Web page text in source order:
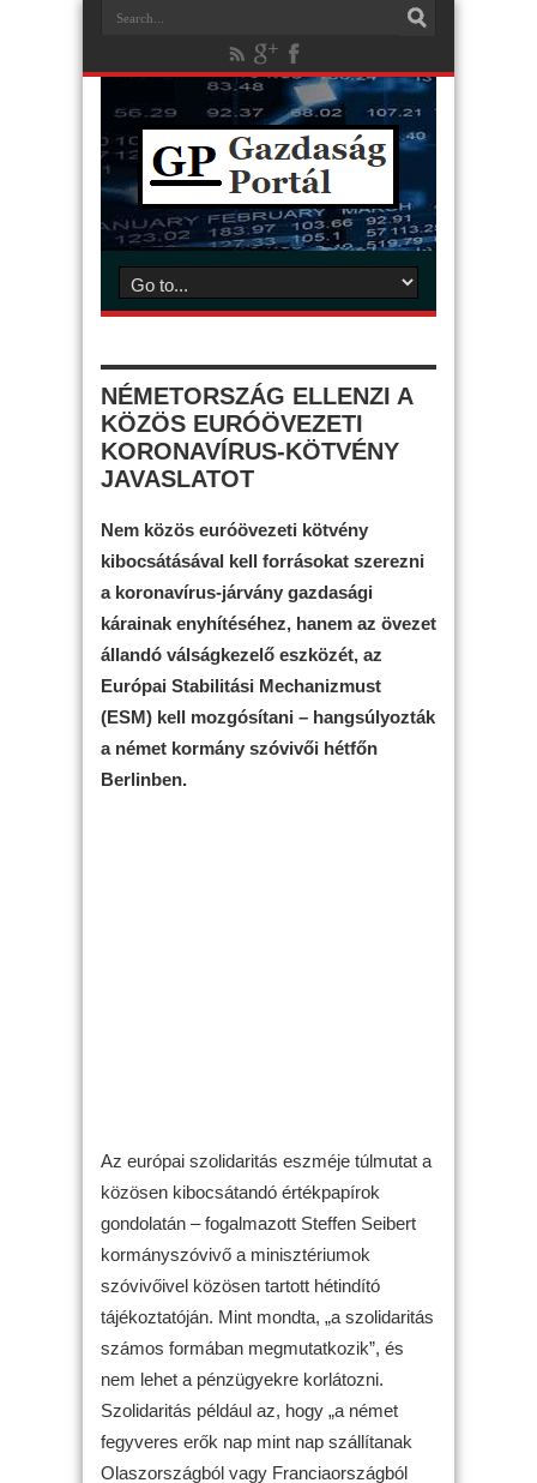
NÉMETORSZÁG ELLENZI A
KÖZÖS EURÓÖVEZETI
KORONAVÍRUS-KÖTVÉNY
JAVASLATOT
Nem közös euróövezeti kötvény
kibocsátásával kell forrásokat szerezni
a koronavírus-járvány gazdasági
kárainak enyhítéséhez, hanem az övezet
állandó válságkezelő eszközét, az
Európai Stabilitási Mechanizmust
(ESM) kell mozgósítani – hangsúlyozták
a német kormány szóvivői hétfőn
Berlinben.
Az európai szolidaritás eszméje túlmutat a
közösen kibocsátandó értékpapírok
gondolatán – fogalmazott Steffen Seibert
kormányszóvivő a minisztériumok
szóvivőivel közösen tartott hétindító
tájékoztatóján. Mint mondta, „a szolidaritás
számos formában megmutatkozik”, és
nem lehet a pénzügyekre korlátozni.
Szolidaritás például az, hogy „a német
fegyveres erők nap mint nap szállítanak
Olaszországból vagy Franciaországból